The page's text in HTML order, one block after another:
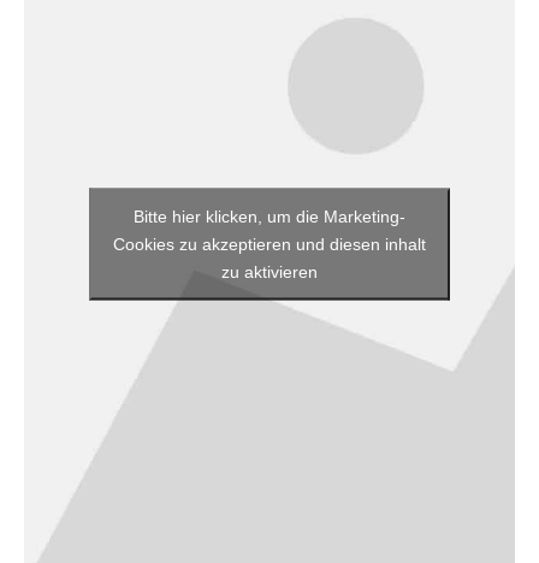
Bitte hier klicken, um die Marketing-
Cookies zu akzeptieren und diesen inhalt
zu aktivieren